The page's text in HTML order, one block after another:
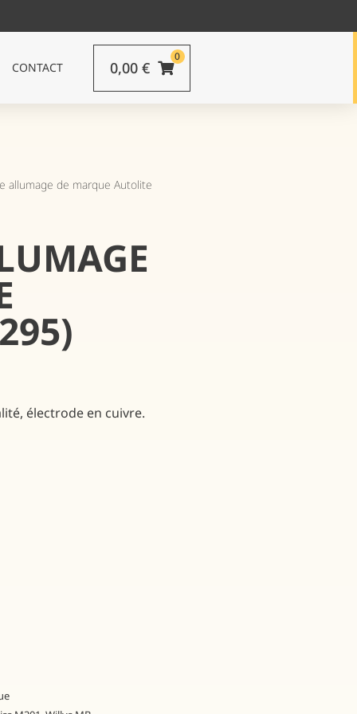
CONTACT
0
0,00 €
allumage de marque Autolite
électrode en cuivre.